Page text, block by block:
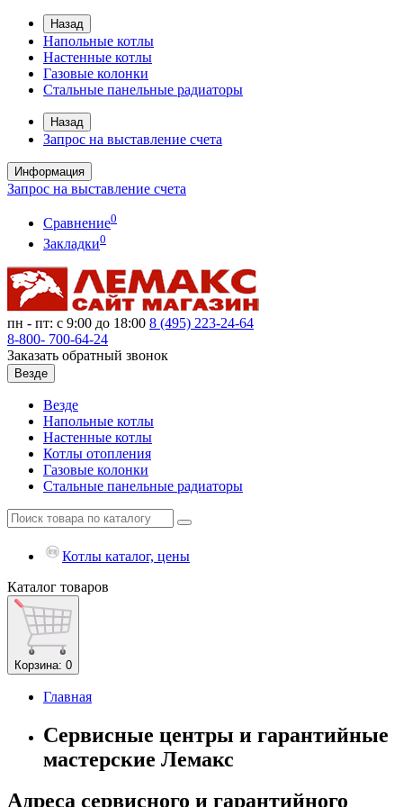
Назад
Напольные котлы
Настенные котлы
Газовые колонки
Стальные панельные радиаторы
Назад
Запрос на выставление счета
Информация
Запрос на выставление счета
Сравнение0
Закладки0
пн - пт: с 9:00 до 18:00 8 (495) 223-24-64
8-800- 700-64-24
Заказать обратный звонок
Везде
Везде
Напольные котлы
Настенные котлы
Котлы отопления
Газовые колонки
Стальные панельные радиаторы
Котлы каталог, цены
Каталог товаров
Корзина: 0
Главная
Сервисные центры и гарантийные
мастерские Лемакс
Адреса сервисного и гарантийного